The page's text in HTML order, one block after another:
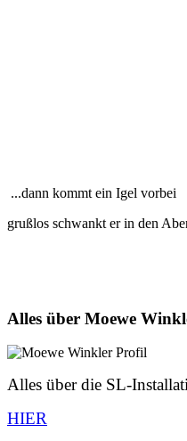
...dann kommt ein Igel vorbei
grußlos schwankt er in den
Alles über Moewe
Alles über die SL-
HIER